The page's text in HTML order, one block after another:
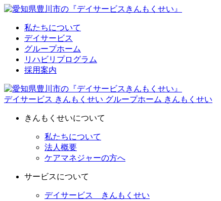
私たちについて
デイサービス
グループホーム
リハビリプログラム
採用案内
デイサービス きんもくせい グループホーム きんもくせい
きんもくせいについて
私たちについて
法人概要
ケアマネジャーの方へ
サービスについて
デイサービス きんもくせい